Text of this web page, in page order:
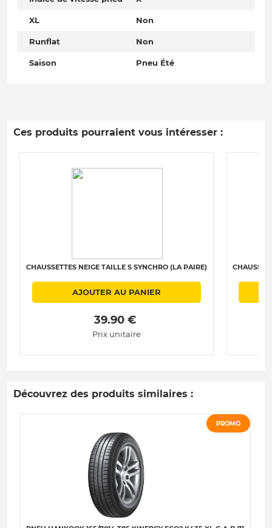
XL Non
Runflat Non
Saison Pneu Été
Ces produits pourraient vous intéresser :
CHAUSSETTES NEIGE TAILLE S SYNCHRO (LA PAIRE)
AJOUTER AU PANIER
39.90 €
Prix unitaire
Découvrez des produits similaires :
PROMO